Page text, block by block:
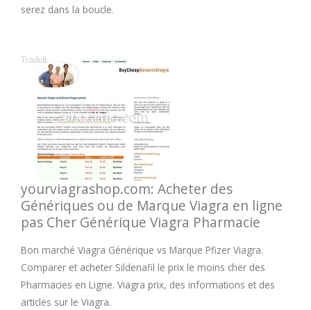
serez dans la boucle.
yourviagrashop.com: Acheter des
Génériques ou de Marque Viagra en ligne
pas Cher Générique Viagra Pharmacie
Bon marché Viagra Générique vs Marque Pfizer Viagra.
Comparer et acheter Sildenafil le prix le moins cher des
Pharmacies en Ligne. Viagra prix, des informations et des
articles sur le Viagra.